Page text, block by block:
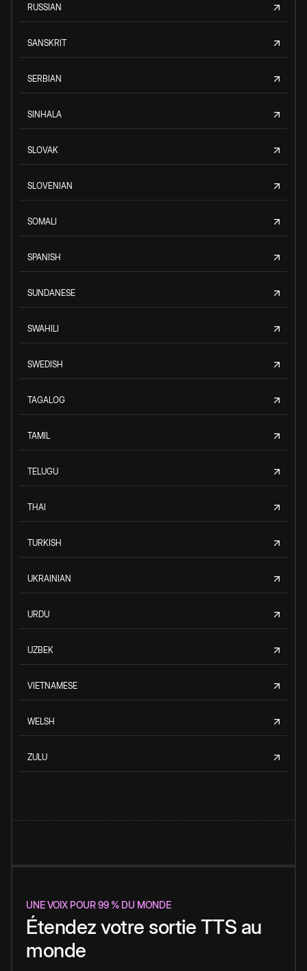
RUSSIAN
SANSKRIT
SERBIAN
SINHALA
SLOVAK
SLOVENIAN
SOMALI
SPANISH
SUNDANESE
SWAHILI
SWEDISH
TAGALOG
TAMIL
TELUGU
THAI
TURKISH
UKRAINIAN
URDU
UZBEK
VIETNAMESE
WELSH
ZULU
UNE VOIX POUR 99 % DU MONDE
Étendez votre sortie TTS au
monde